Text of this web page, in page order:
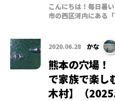
こんにちは！毎日暑
市の西区河内にある
2020.06.28 かな
熊本の穴場！
で家族で楽し
木村】（